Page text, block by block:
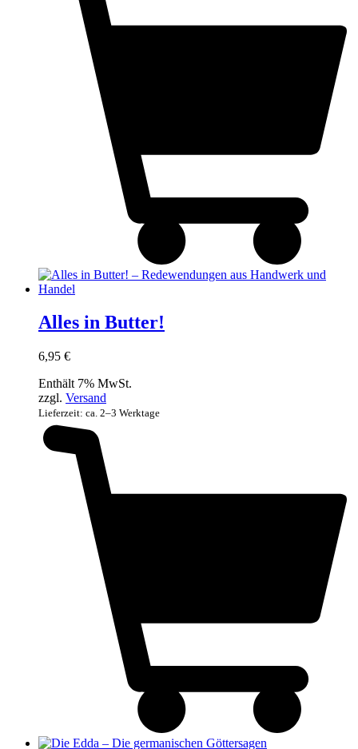
Alles in Butter!
6,95 €
Enthält 7% MwSt.
zzgl. Versand
Lieferzeit: ca. 2–3 Werktage